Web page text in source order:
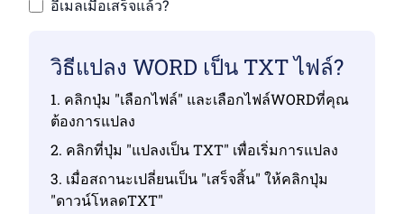
อีเมลเมื่อเสร็จแล้ว?
วิธีแปลง WORD เป็น TXT ไฟล์?
1. คลิกปุ่ม "เลือกไฟล์" และเลือกไฟล์WORDที่คุณ
ต้องการแปลง
2. คลิกที่ปุ่ม "แปลงเป็น TXT" เพื่อเริ่มการแปลง
3. เมื่อสถานะเปลี่ยนเป็น "เสร็จสิ้น" ให้คลิกปุ่ม
"ดาวน์โหลดTXT"